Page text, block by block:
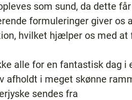
som sund, da dette
formuleringer giver os
hvilket hjælper os med at
alle for en fantastisk dag i
afholdt i meget skønne
sendes fra